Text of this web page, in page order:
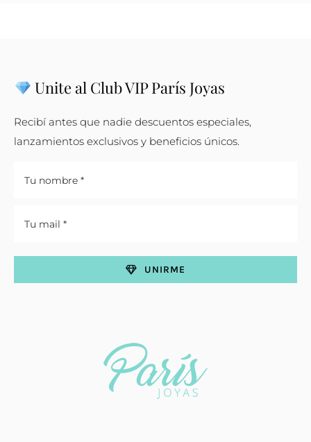
Unite al Club VIP París Joyas
Recibí antes que nadie descuentos especiales,
lanzamientos exclusivos y beneficios únicos.
UNIRME